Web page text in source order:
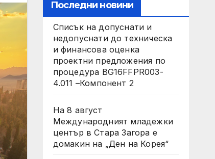
Последни новини
Списък на допуснати и
недопуснати до техническа
и финансова оценка
проектни предложения по
процедура BG16FFPR003-
4.011 –Компонент 2
На 8 август
Международният младежки
център в Стара Загора е
домакин на „Ден на Корея“